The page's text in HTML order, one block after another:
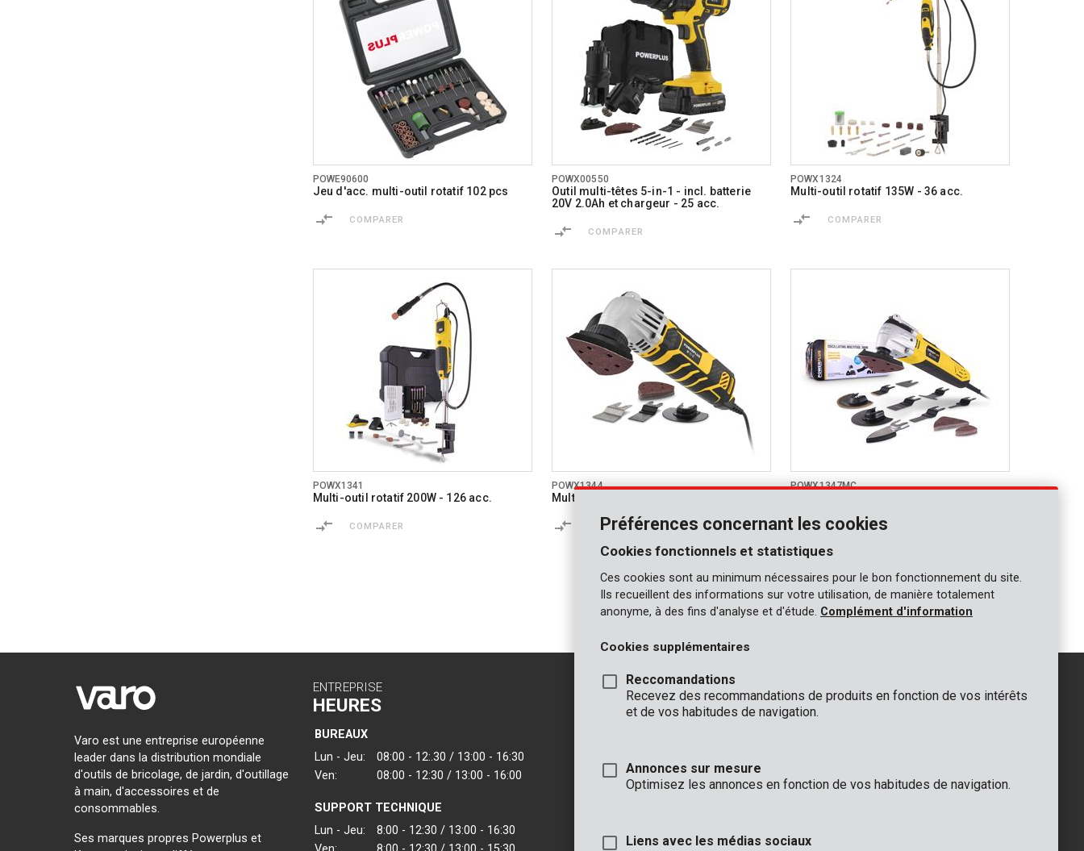
POWE90600
Jeu d'acc. multi-outil rotatif 102 pcs
COMPARER
POWX00550
Outil multi-têtes 5-in-1 - incl. batterie
20V 2.0Ah et chargeur - 25 acc.
COMPARER
POWX1324
Multi-outil rotatif 135W - 36 acc.
COMPARER
POWX1341
Multi-outil rotatif 200W - 126 acc.
COMPARER
POWX1344
Multi-outil oscillant 310W - 22 acc.
COMPARER
POWX1347MC
COMPARER
2
Varo est une entreprise européenne
leader dans la distribution mondiale
d'outils de bricolage, de jardin, d'outillage
à main, d'accessoires et de
consommables.
Ses marques propres Powerplus et
ENTREPRISE
HEURES
BUREAUX
Lun - Jeu:
08:00 - 12:.30 / 13:00 - 16:30
Ven:
08:00 - 12:30 / 13:00 - 16:00
SUPPORT TECHNIQUE
Lun - Jeu:
8:00 - 12:30 / 13:00 - 16:30
CONTACT
INFO
VARO - Vic. Van Rompuy nv
Joseph Van Instraat 9
2500 Lier - Belgique
info@varo.com
Préférences concernant les cookies
Cookies fonctionnels et statistiques
Ces cookies sont au minimum nécessaires pour le bon fonctionnement du site.
Ils recueillent des informations sur votre utilisation, de manière totalement
anonyme, à des fins d'analyse et d'étude. Complément d'information
Cookies supplémentaires
Reccomandations
Recevez des recommandations de produits en fonction de vos intérêts
et de vos habitudes de navigation.
Annonces sur mesure
Optimisez les annonces en fonction de vos habitudes de navigation.
Liens avec les médias sociaux